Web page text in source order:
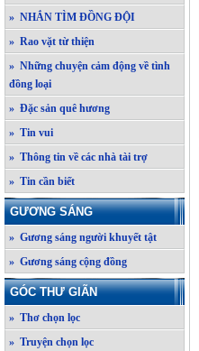
» NHẮN TÌM ĐỒNG ĐỘI
» Rao vặt từ thiện
» Những chuyện cảm động về tình
đồng loại
» Đặc sản quê hương
» Tin vui
» Thông tin về các nhà tài trợ
» Tin cần biết
GƯƠNG SÁNG
» Gương sáng người khuyết tật
» Gương sáng cộng đồng
GÓC THƯ GIÃN
» Thơ chọn lọc
» Truyện chọn lọc